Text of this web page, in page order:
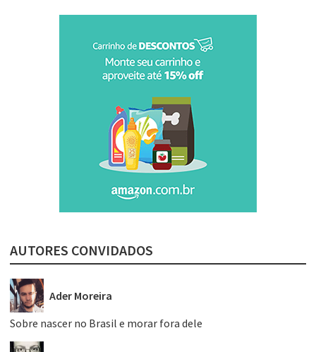
AUTORES CONVIDADOS
Ader Moreira
Sobre nascer no Brasil e morar fora dele